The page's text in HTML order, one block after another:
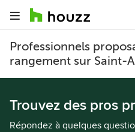
Professionnels
rangement sur Saint-
Trouvez des pros
Répondez à quelques